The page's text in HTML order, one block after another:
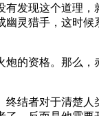
发现这个道理
幽灵猎手，这时
的资格。那么
结者对于清楚